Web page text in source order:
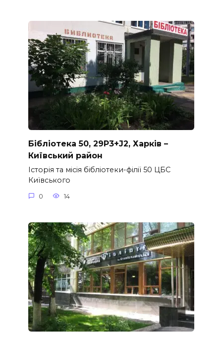
Бібліотека 50, 29P3+J2, Харків –
Київський район
Історія та місія бібліотеки-філії 50 ЦБС
Київського
0 14